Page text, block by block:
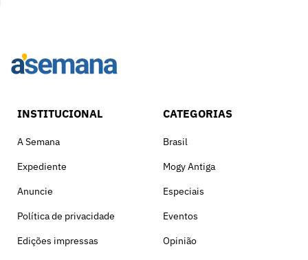
INSTITUCIONAL
A Semana
Expediente
Anuncie
Política de privacidade
Edições impressas
CATEGORIAS
Brasil
Mogy Antiga
Especiais
Eventos
Opinião